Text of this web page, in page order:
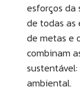
esforços da
de todas as
de metas e
combinam
sustentável:
ambiental.